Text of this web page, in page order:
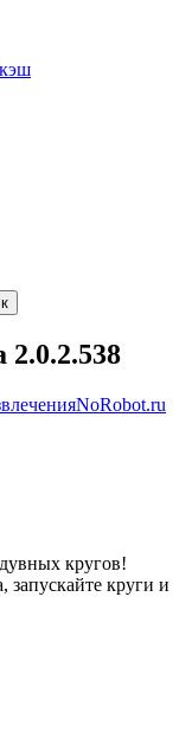
2.0.2.538
NoRobot.ru
кругов!
запускайте круги и